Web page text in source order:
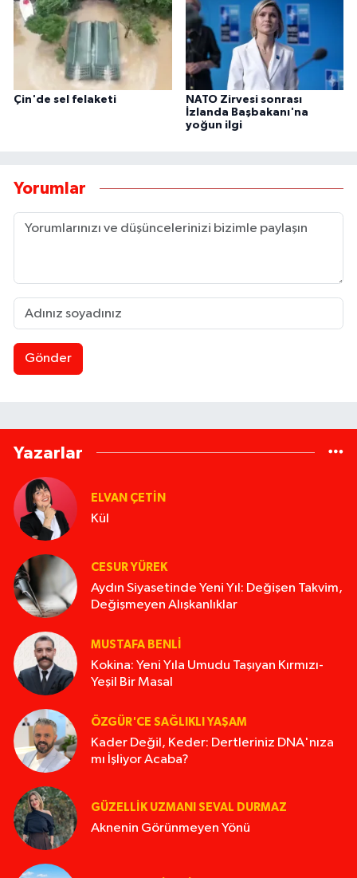
Çin'de sel felaketi
NATO Zirvesi sonrası
İzlanda Başbakanı'na
yoğun ilgi
Yorumlar
Gönder
Yazarlar
ELVAN ÇETIN
Kül
CESUR YÜREK
Aydın Siyasetinde Yeni Yıl: Değişen Takvim,
Değişmeyen Alışkanlıklar
MUSTAFA BENLI
Kokina: Yeni Yıla Umudu Taşıyan Kırmızı-
Yeşil Bir Masal
ÖZGÜR'CE SAĞLIKLI YAŞAM
Kader Değil, Keder: Dertleriniz DNA'nıza
mı İşliyor Acaba?
GÜZELLIK UZMANI SEVAL DURMAZ
Aknenin Görünmeyen Yönü